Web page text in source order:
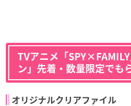
TVアニメ「
ン」先着・数量限定でも
オリジナルクリアファイル